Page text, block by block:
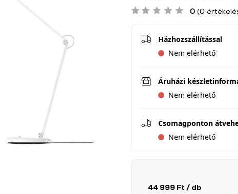
0 (0
Házhozszállítással
Nem elérhető
Áruházi
Nem elérhető
Csomagponton
Nem elérhető
44 999 Ft / db